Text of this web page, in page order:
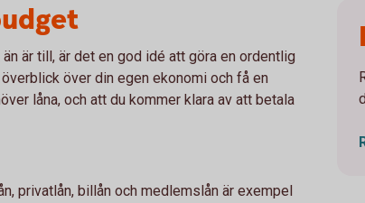
är till, är det en god idé att göra en ordentlig
över din egen ekonomi och få en
låna, och att du kommer klara av att betala
privatlån, billån och medlemslån är exempel